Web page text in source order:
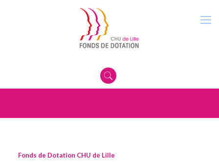
Fonds de Dotation CHU de Lille